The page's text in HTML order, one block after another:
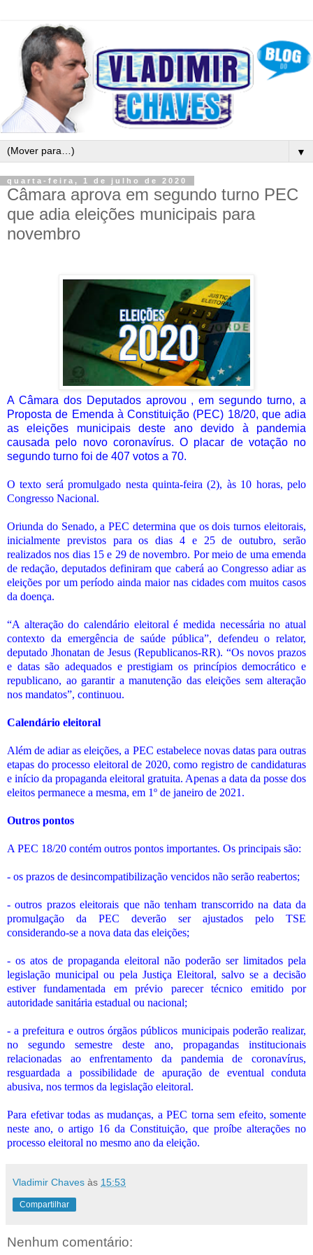
▼
quarta-feira, 1 de julho de 2020
Câmara aprova em segundo turno PEC
que adia eleições municipais para
novembro
A Câmara dos Deputados aprovou , em segundo turno, a
Proposta de Emenda à Constituição (PEC) 18/20, que adia
as eleições municipais deste ano devido à pandemia
causada pelo novo coronavírus. O placar de votação no
segundo turno foi de 407 votos a 70.
O texto será promulgado nesta quinta-feira (2), às 10 horas, pelo
Congresso Nacional.
Oriunda do Senado, a PEC determina que os dois turnos eleitorais,
inicialmente previstos para os dias 4 e 25 de outubro, serão
realizados nos dias 15 e 29 de novembro. Por meio de uma emenda
de redação, deputados definiram que caberá ao Congresso adiar as
eleições por um período ainda maior nas cidades com muitos casos
da doença.
“A alteração do calendário eleitoral é medida necessária no atual
contexto da emergência de saúde pública”, defendeu o relator,
deputado Jhonatan de Jesus (Republicanos-RR). “Os novos prazos
e datas são adequados e prestigiam os princípios democrático e
republicano, ao garantir a manutenção das eleições sem alteração
nos mandatos”, continuou.
Calendário eleitoral
Além de adiar as eleições, a PEC estabelece novas datas para outras
etapas do processo eleitoral de 2020, como registro de candidaturas
e início da propaganda eleitoral gratuita. Apenas a data da posse dos
eleitos permanece a mesma, em 1º de janeiro de 2021.
Outros pontos
A PEC 18/20 contém outros pontos importantes. Os principais são:
- os prazos de desincompatibilização vencidos não serão reabertos;
- outros prazos eleitorais que não tenham transcorrido na data da
promulgação da PEC deverão ser ajustados pelo TSE
considerando-se a nova data das eleições;
- os atos de propaganda eleitoral não poderão ser limitados pela
legislação municipal ou pela Justiça Eleitoral, salvo se a decisão
estiver fundamentada em prévio parecer técnico emitido por
autoridade sanitária estadual ou nacional;
- a prefeitura e outros órgãos públicos municipais poderão realizar,
no segundo semestre deste ano, propagandas institucionais
relacionadas ao enfrentamento da pandemia de coronavírus,
resguardada a possibilidade de apuração de eventual conduta
abusiva, nos termos da legislação eleitoral.
Para efetivar todas as mudanças, a PEC torna sem efeito, somente
neste ano, o artigo 16 da Constituição, que proíbe alterações no
processo eleitoral no mesmo ano da eleição.
Vladimir Chaves às 15:53
Compartilhar
Nenhum comentário: